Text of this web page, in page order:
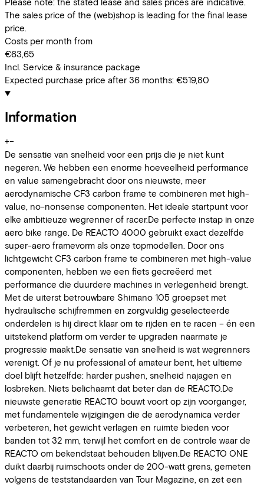
The sales price of the (web)shop is leading for the final lease
price.
Costs per month from
€63,65
Incl. Service & insurance package
Expected purchase price after 36 months: €519,80
Information
+−
De sensatie van snelheid voor een prijs die je niet kunt
negeren. We hebben een enorme hoeveelheid performance
en value samengebracht door ons nieuwste, meer
aerodynamische CF3 carbon frame te combineren met high-
value, no-nonsense componenten. Het ideale startpunt voor
elke ambitieuze wegrenner of racer.De perfecte instap in onze
aero bike range. De REACTO 4000 gebruikt exact dezelfde
super-aero framevorm als onze topmodellen. Door ons
lichtgewicht CF3 carbon frame te combineren met high-value
componenten, hebben we een fiets gecreëerd met
performance die duurdere machines in verlegenheid brengt.
Met de uiterst betrouwbare Shimano 105 groepset met
hydraulische schijfremmen en zorgvuldig geselecteerde
onderdelen is hij direct klaar om te rijden en te racen – én een
uitstekend platform om verder te upgraden naarmate je
progressie maakt.De sensatie van snelheid is wat wegrenners
verenigt. Of je nu professional of amateur bent, het ultieme
doel blijft hetzelfde: harder pushen, snelheid najagen en
losbreken. Niets belichaamt dat beter dan de REACTO.De
nieuwste generatie REACTO bouwt voort op zijn voorganger,
met fundamentele wijzigingen die de aerodynamica verder
verbeteren, het gewicht verlagen en ruimte bieden voor
banden tot 32 mm, terwijl het comfort en de controle waar de
REACTO om bekendstaat behouden blijven.De REACTO ONE
duikt daarbij ruimschoots onder de 200-watt grens, gemeten
volgens de teststandaarden van Tour Magazine, en zet een